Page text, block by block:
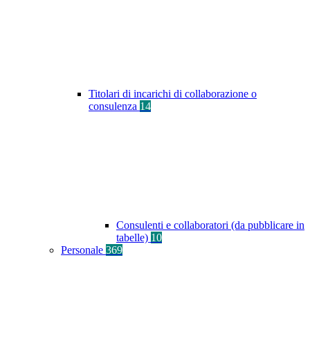
Titolari di incarichi di collaborazione o
consulenza 14
Consulenti e collaboratori (da pubblicare in
tabelle) 10
Personale 369